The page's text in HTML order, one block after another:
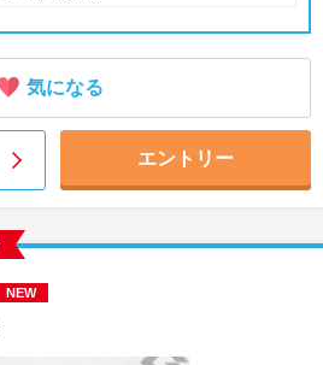
気になる
エントリー
NEW